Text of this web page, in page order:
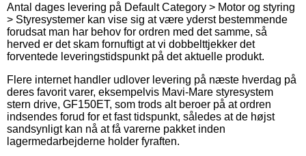
Antal dages levering på Default Category > Motor og styring
> Styresystemer kan vise sig at være yderst bestemmende
forudsat man har behov for ordren med det samme, så
herved er det skam fornuftigt at vi dobbelttjekker det
forventede leveringstidspunkt på det aktuelle produkt.
Flere internet handler udlover levering på næste hverdag på
deres favorit varer, eksempelvis Mavi-Mare styresystem
stern drive, GF150ET, som trods alt beroer på at ordren
indsendes forud for et fast tidspunkt, således at de højst
sandsynligt kan nå at få varerne pakket inden
lagermedarbejderne holder fyraften.